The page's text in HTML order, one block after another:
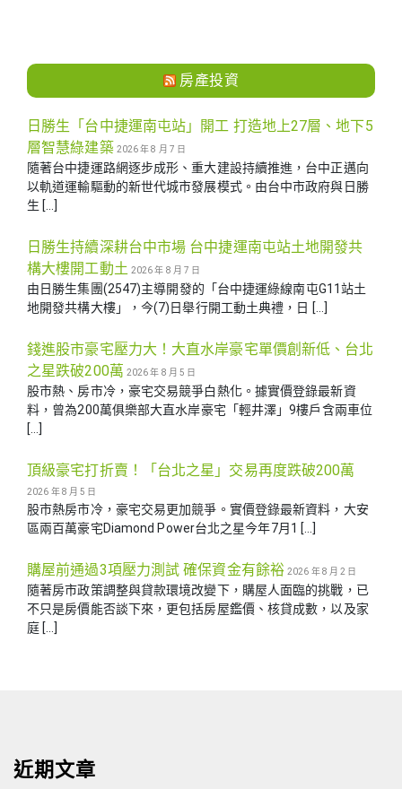
房產投資
日勝生「台中捷運南屯站」開工 打造地上27層、地下5
層智慧綠建築 2026 年 8 月 7 日
隨著台中捷運路網逐步成形、重大建設持續推進，台中正邁向
以軌道運輸驅動的新世代城市發展模式。由台中市政府與日勝
生 […]
日勝生持續深耕台中市場 台中捷運南屯站土地開發共
構大樓開工動土 2026 年 8 月 7 日
由日勝生集團(2547)主導開發的「台中捷運綠線南屯G11站土
地開發共構大樓」，今(7)日舉行開工動土典禮，日 […]
錢進股市豪宅壓力大！大直水岸豪宅單價創新低、台北
之星跌破200萬 2026 年 8 月 5 日
股市熱、房市冷，豪宅交易競爭白熱化。據實價登錄最新資
料，曾為200萬俱樂部大直水岸豪宅「輕井澤」9樓戶含兩車位
[…]
頂級豪宅打折賣！「台北之星」交易再度跌破200萬
2026 年 8 月 5 日
股市熱房市冷，豪宅交易更加競爭。實價登錄最新資料，大安
區兩百萬豪宅Diamond Power台北之星今年7月1 […]
購屋前通過3項壓力測試 確保資金有餘裕 2026 年 8 月 2 日
隨著房市政策調整與貸款環境改變下，購屋人面臨的挑戰，已
不只是房價能否談下來，更包括房屋鑑價、核貸成數，以及家
庭 […]
近期文章